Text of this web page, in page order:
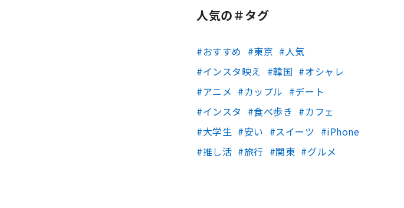
人気の＃タグ
おすすめ 東京
人気
インスタ映え
韓国
オシャレ
アニメ
カップル
デート
インスタ
食べ歩き
カフェ
大学生
安い スイーツ
iPhone
推し活
旅行 関東 グルメ